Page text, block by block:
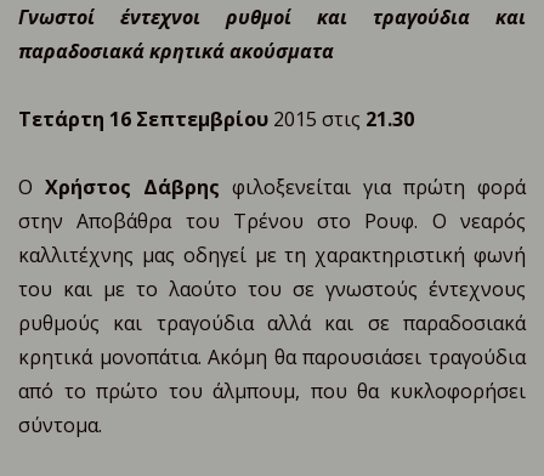
Γνωστοί έντεχνοι ρυθμοί και τραγούδια και
παραδοσιακά κρητικά ακούσματα
Τετάρτη 16 Σεπτεμβρίου 2015 στις 21.30
Ο Χρήστος Δάβρης φιλοξενείται για πρώτη φορά
στην Αποβάθρα του Τρένου στο Ρουφ. Ο νεαρός
καλλιτέχνης μας οδηγεί με τη χαρακτηριστική φωνή
του και με το λαούτο του σε γνωστούς έντεχνους
ρυθμούς και τραγούδια αλλά και σε παραδοσιακά
κρητικά μονοπάτια. Ακόμη θα παρουσιάσει τραγούδια
από το πρώτο του άλμπουμ, που θα κυκλοφορήσει
σύντομα.